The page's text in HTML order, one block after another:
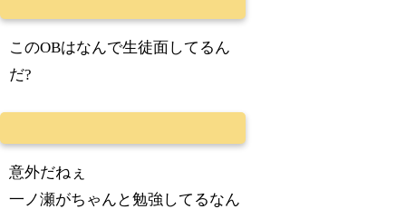
このOBはなんで生徒面してるん
だ?
意外だねぇ
一ノ瀬がちゃんと勉強してるなん